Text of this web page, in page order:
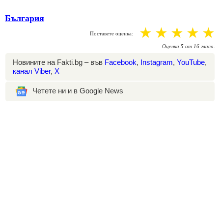
България
Поставете оценка: ☆
☆
☆
☆
☆
Оценка 5 от 16 гласа.
Новините на Fakti.bg – във Facebook, Instagram, YouTube,
канал Viber, X
Четете ни и в Google News